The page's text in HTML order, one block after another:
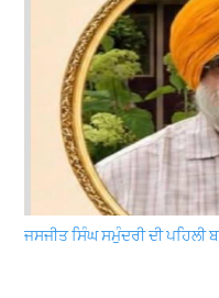
ਜਸਜੀਤ ਸਿੰਘ ਸਮੁੰਦਰੀ ਦੀ